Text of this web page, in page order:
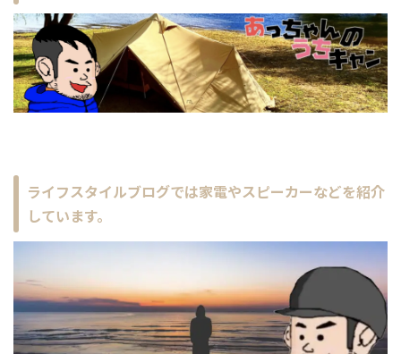
ライフスタイルブログでは家電やスピーカーなどを紹介
しています。